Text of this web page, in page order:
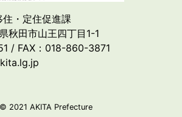
・定住促進課
田市山王四丁目1-1
/ FAX：018-860-3871
© 2021 AKITA Prefecture